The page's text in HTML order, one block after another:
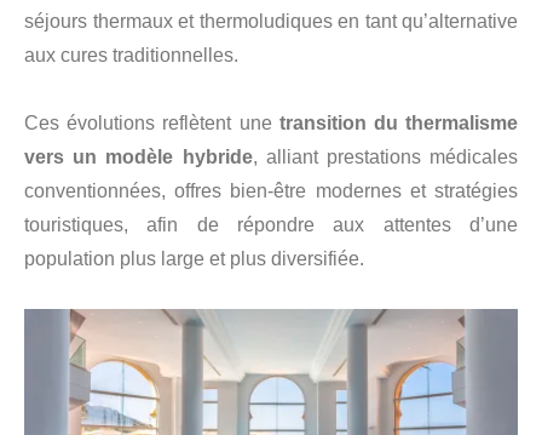
séjours thermaux et thermoludiques en tant qu’alternative
aux cures traditionnelles.
Ces évolutions reflètent une transition du thermalisme
vers un modèle hybride, alliant prestations médicales
conventionnées, offres bien-être modernes et stratégies
touristiques, afin de répondre aux attentes d’une
population plus large et plus diversifiée.